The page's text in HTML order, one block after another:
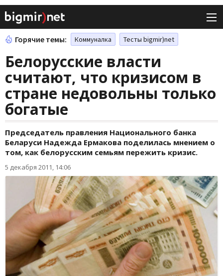
Горячие темы: Коммуналка Тесты bigmir)net
Белорусские власти
считают, что кризисом в
стране недовольны только
богатые
Председатель правления Национального банка
Беларуси Надежда Ермакова поделилась мнением о
том, как белорусским семьям пережить кризис.
5 декабря 2011, 14:06